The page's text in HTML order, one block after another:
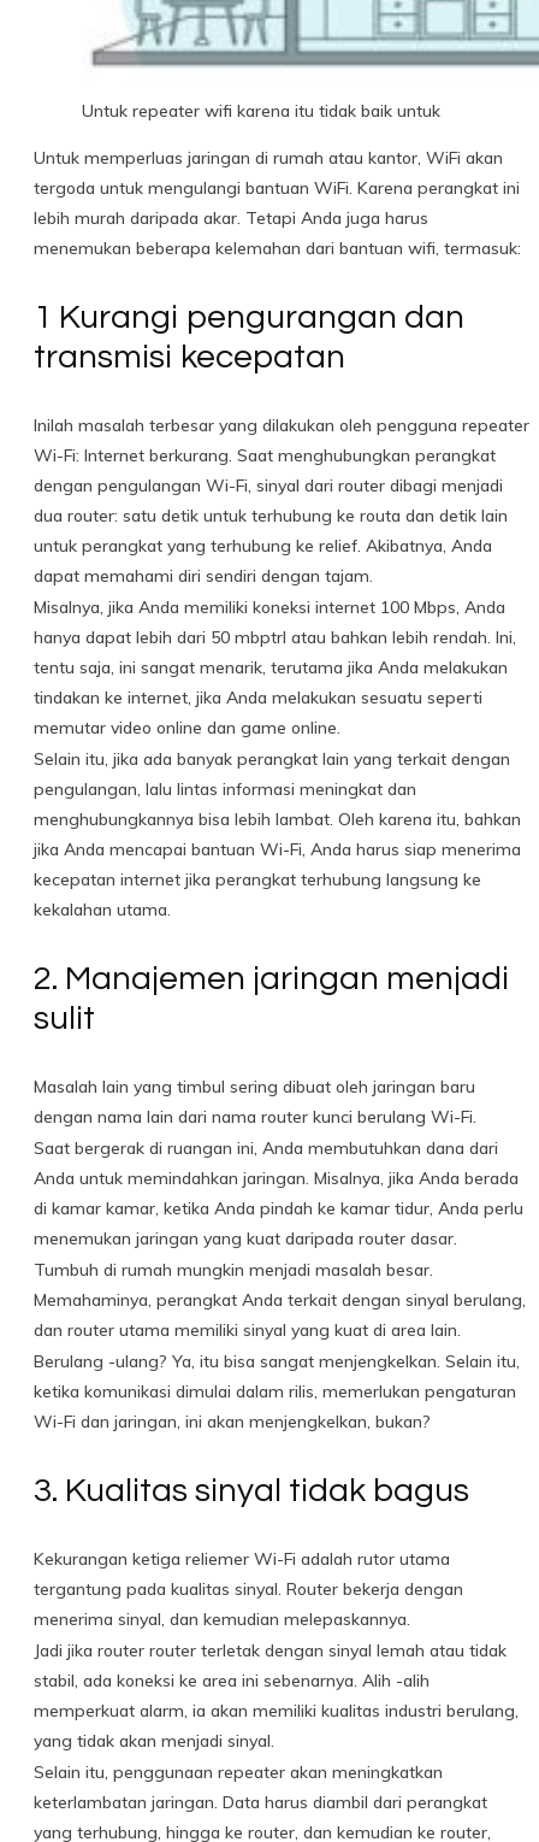
Untuk repeater wifi karena itu tidak baik untuk
Untuk memperluas jaringan di rumah atau kantor, WiFi akan
tergoda untuk mengulangi bantuan WiFi. Karena perangkat ini
lebih murah daripada akar. Tetapi Anda juga harus
menemukan beberapa kelemahan dari bantuan wifi, termasuk:
1 Kurangi pengurangan dan
transmisi kecepatan
Inilah masalah terbesar yang dilakukan oleh pengguna repeater
Wi-Fi: Internet berkurang. Saat menghubungkan perangkat
dengan pengulangan Wi-Fi, sinyal dari router dibagi menjadi
dua router: satu detik untuk terhubung ke routa dan detik lain
untuk perangkat yang terhubung ke relief. Akibatnya, Anda
dapat memahami diri sendiri dengan tajam.
Misalnya, jika Anda memiliki koneksi internet 100 Mbps, Anda
hanya dapat lebih dari 50 mbptrl atau bahkan lebih rendah. Ini,
tentu saja, ini sangat menarik, terutama jika Anda melakukan
tindakan ke internet, jika Anda melakukan sesuatu seperti
memutar video online dan game online.
Selain itu, jika ada banyak perangkat lain yang terkait dengan
pengulangan, lalu lintas informasi meningkat dan
menghubungkannya bisa lebih lambat. Oleh karena itu, bahkan
jika Anda mencapai bantuan Wi-Fi, Anda harus siap menerima
kecepatan internet jika perangkat terhubung langsung ke
kekalahan utama.
2. Manajemen jaringan menjadi
sulit
Masalah lain yang timbul sering dibuat oleh jaringan baru
dengan nama lain dari nama router kunci berulang Wi-Fi.
Saat bergerak di ruangan ini, Anda membutuhkan dana dari
Anda untuk memindahkan jaringan. Misalnya, jika Anda berada
di kamar kamar, ketika Anda pindah ke kamar tidur, Anda perlu
menemukan jaringan yang kuat daripada router dasar.
Tumbuh di rumah mungkin menjadi masalah besar.
Memahaminya, perangkat Anda terkait dengan sinyal berulang,
dan router utama memiliki sinyal yang kuat di area lain.
Berulang -ulang? Ya, itu bisa sangat menjengkelkan. Selain itu,
ketika komunikasi dimulai dalam rilis, memerlukan pengaturan
Wi-Fi dan jaringan, ini akan menjengkelkan, bukan?
3. Kualitas sinyal tidak bagus
Kekurangan ketiga reliemer Wi-Fi adalah rutor utama
tergantung pada kualitas sinyal. Router bekerja dengan
menerima sinyal, dan kemudian melepaskannya.
Jadi jika router router terletak dengan sinyal lemah atau tidak
stabil, ada koneksi ke area ini sebenarnya. Alih -alih
memperkuat alarm, ia akan memiliki kualitas industri berulang,
yang tidak akan menjadi sinyal.
Selain itu, penggunaan repeater akan meningkatkan
keterlambatan jaringan. Data harus diambil dari perangkat
yang terhubung, hingga ke router, dan kemudian ke router,